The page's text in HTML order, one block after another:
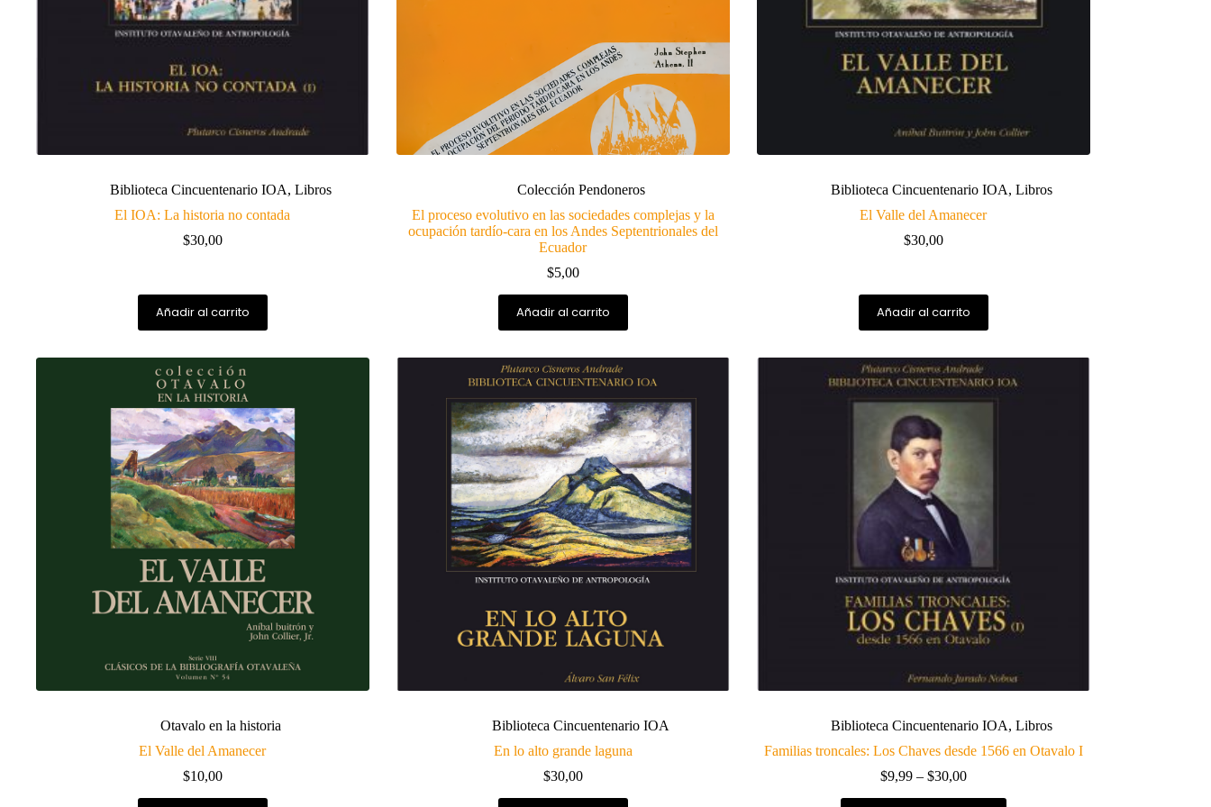
Biblioteca Cincuentenario IOA, Libros
El IOA: La historia no contada
$30,00
Añadir al carrito
Colección Pendoneros
El proceso evolutivo en las sociedades complejas y la
ocupación tardío-cara en los Andes Septentrionales del
Ecuador
$5,00
Añadir al carrito
Biblioteca Cincuentenario IOA, Libros
El Valle del Amanecer
$30,00
Añadir al carrito
Otavalo en la historia
El Valle del Amanecer
$10,00
Biblioteca Cincuentenario IOA
En lo alto grande laguna
$30,00
Biblioteca Cincuentenario IOA, Libros
Familias troncales: Los Chaves desde 1566 en Otavalo I
$9,99 – $30,00Price